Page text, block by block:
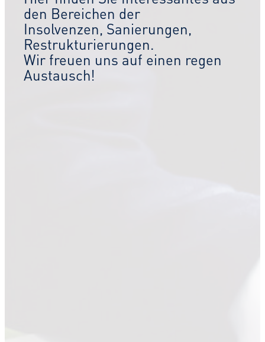
den Bereichen der
Insolvenzen, Sanierungen,
Restrukturierungen.
Wir freuen uns auf einen regen
Austausch!